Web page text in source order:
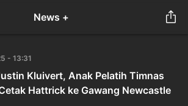
News +
- 13:31
Kluivert, Anak Pelatih Timnas
Hattrick ke Gawang Newcastle